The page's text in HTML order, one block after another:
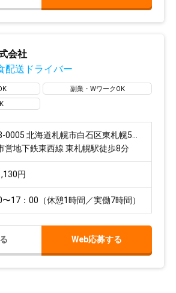
会社
配送ドライバー
副業・WワークOK
営地下鉄東西線 東札幌駅徒歩8分
円
17：00（休憩1時間／実働7時間）
Web応募する